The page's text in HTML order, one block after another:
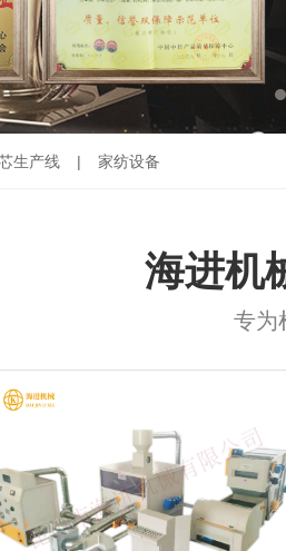
生产线 | 家纺设备
海进机
专为